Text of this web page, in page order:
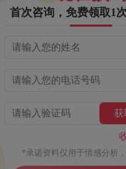
首次咨询，免费领取1
获
*承诺资料仅用于情感分析